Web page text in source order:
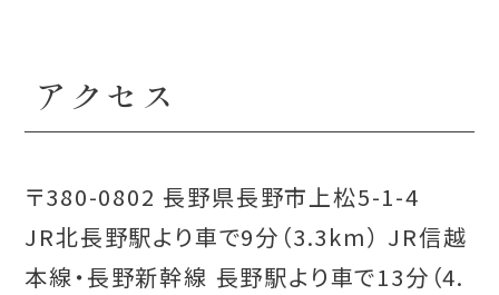
アクセス
〒380-0802 長野県長野市上松5-1-4
JR北長野駅より車で9分（3.3km） JR信越
本線・長野新幹線 長野駅より車で13分（4.